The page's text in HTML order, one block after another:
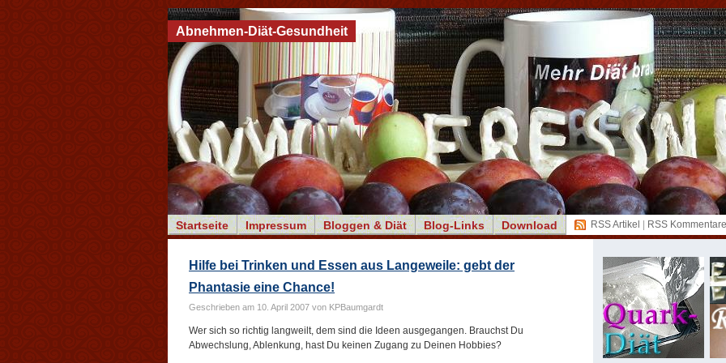
Startseite Impressum Bloggen & Diät Blog-Links Download RSS Artikel RSS Kommentare
Abnehmen-Diät-Gesundheit
Hilfe bei Trinken und Essen aus Langeweile: gebt der
Phantasie eine Chance!
Geschrieben am 10. April 2007 von KPBaumgardt
Wer sich so richtig langweilt, dem sind die Ideen ausgegangen. Brauchst Du
Abwechslung, Ablenkung, hast Du keinen Zugang zu Deinen Hobbies?